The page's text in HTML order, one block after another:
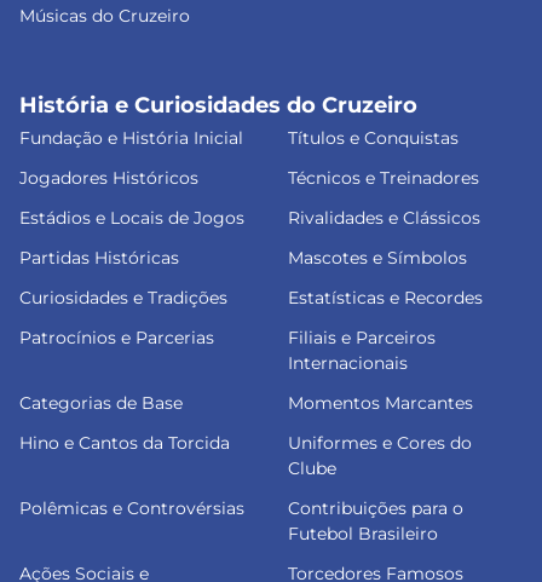
Músicas do Cruzeiro
História e Curiosidades do Cruzeiro
Fundação e História Inicial
Títulos e Conquistas
Jogadores Históricos
Técnicos e Treinadores
Estádios e Locais de Jogos
Rivalidades e Clássicos
Partidas Históricas
Mascotes e Símbolos
Curiosidades e Tradições
Estatísticas e Recordes
Patrocínios e Parcerias
Filiais e Parceiros
Internacionais
Categorias de Base
Momentos Marcantes
Hino e Cantos da Torcida
Uniformes e Cores do
Clube
Polêmicas e Controvérsias
Contribuições para o
Futebol Brasileiro
Ações Sociais e
Torcedores Famosos